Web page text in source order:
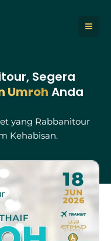
Segera
Umroh Anda
yang Rabbanitour
Kehabisan.